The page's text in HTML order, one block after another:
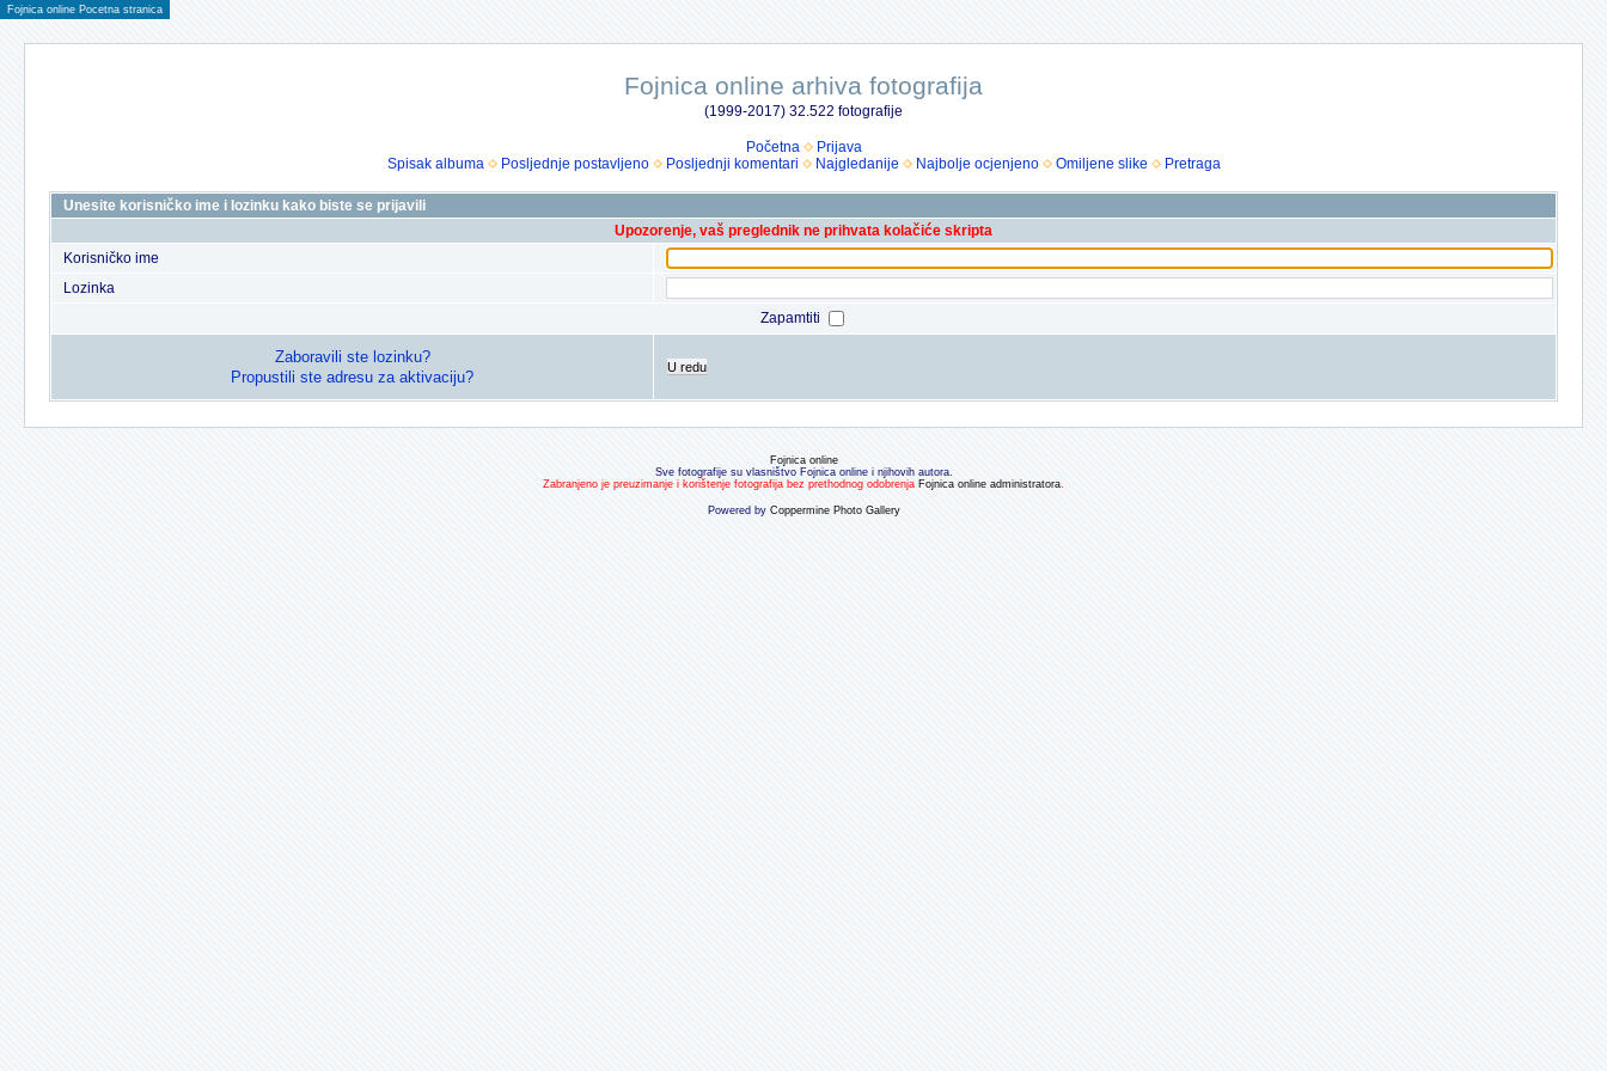
Fojnica online Pocetna stranica
Fojnica online arhiva fotografija
(1999-2017) 32.522 fotografije
Početna
Prijava
Spisak albuma
Posljednje postavljeno Posljednji komentari Najgledanije Najbolje ocjenjeno Omiljene slike Pretraga
Unesite korisničko ime i lozinku kako biste se prijavili
Upozorenje, vaš preglednik ne prihvata kolačiće skripta
Korisničko ime
Lozinka
Zapamtiti
Zaboravili ste lozinku?
Propustili ste adresu za aktivaciju?
U redu
Fojnica online
Sve fotografije su vlasništvo Fojnica online i njihovih autora.
Zabranjeno je preuzimanje i korištenje fotografija bez prethodnog odobrenja Fojnica online administratora.
Powered by Coppermine Photo Gallery